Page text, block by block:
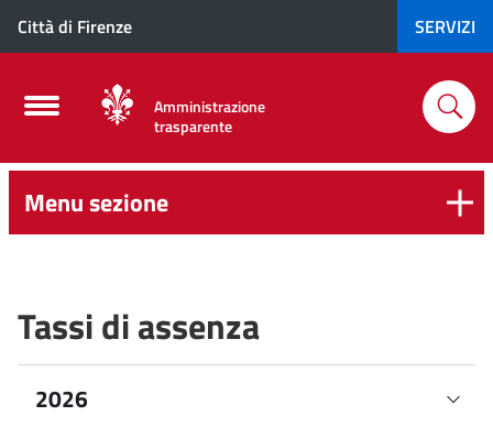
Città di Firenze SERVIZI
Amministrazione
trasparente
Menu sezione
Tassi di assenza
2026